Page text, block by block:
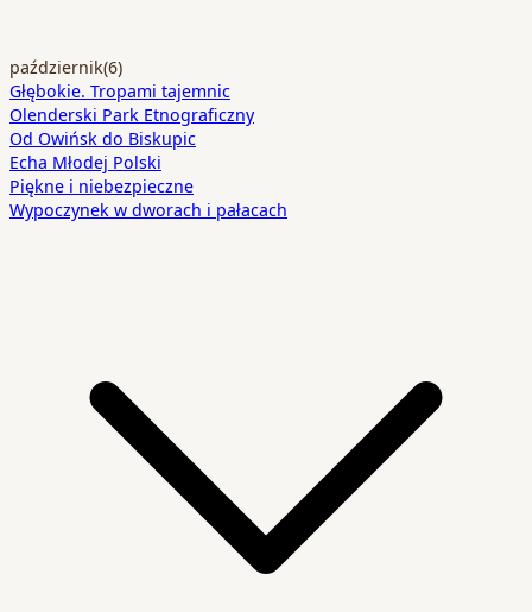
październik(6)
Głębokie. Tropami tajemnic
Olenderski Park Etnograficzny
Od Owińsk do Biskupic
Echa Młodej Polski
Piękne i niebezpieczne
Wypoczynek w dworach i pałacach